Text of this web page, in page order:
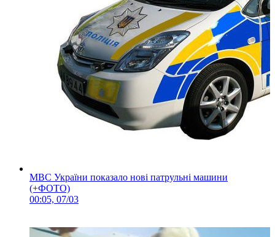
МВС України показало нові патрульні машини
(+ФОТО)
00:05, 07/03